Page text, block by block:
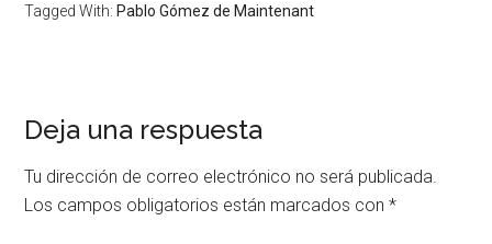
Tagged With: Pablo Gómez de Maintenant
Deja una respuesta
Tu dirección de correo electrónico no será publicada.
Los campos obligatorios están marcados con*